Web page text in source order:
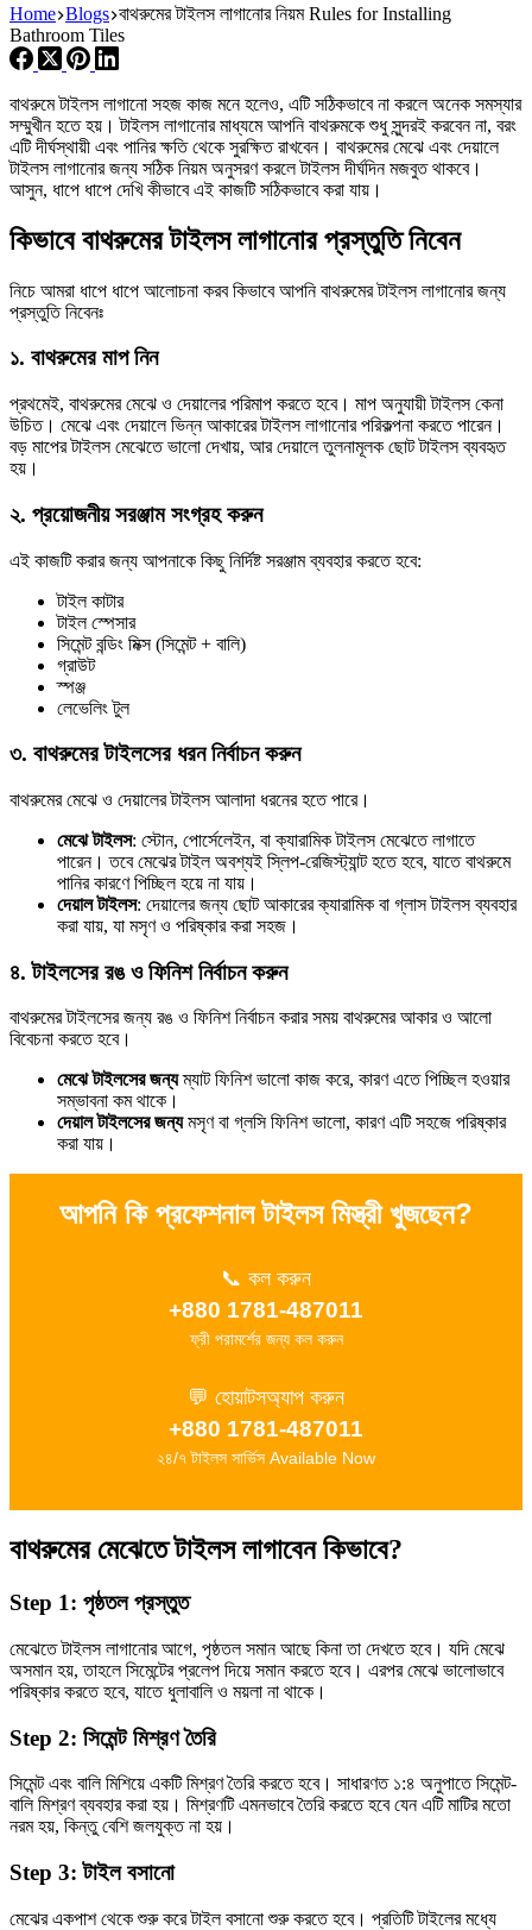
Home Blogs বাথরুমের টাইলস লাগানোর নিয়ম Rules for Installing
Bathroom Tiles
বাথরুমে টাইলস লাগানো সহজ কাজ মনে হলেও, এটি সঠিকভাবে না করলে অনেক সমস্যার
সম্মুখীন হতে হয়। টাইলস লাগানোর মাধ্যমে আপনি বাথরুমকে শুধু সুন্দরই করবেন না, বরং
এটি দীর্ঘস্থায়ী এবং পানির ক্ষতি থেকে সুরক্ষিত রাখবেন। বাথরুমের মেঝে এবং দেয়ালে
টাইলস লাগানোর জন্য সঠিক নিয়ম অনুসরণ করলে টাইলস দীর্ঘদিন মজবুত থাকবে।
আসুন, ধাপে ধাপে দেখি কীভাবে এই কাজটি সঠিকভাবে করা যায়।
কিভাবে বাথরুমের টাইলস লাগানোর প্রস্তুতি নিবেন
নিচে আমরা ধাপে ধাপে আলোচনা করব কিভাবে আপনি বাথরুমের টাইলস লাগানোর জন্য
প্রস্তুতি নিবেনঃ
১. বাথরুমের মাপ নিন
প্রথমেই, বাথরুমের মেঝে ও দেয়ালের পরিমাপ করতে হবে। মাপ অনুযায়ী টাইলস কেনা
উচিত। মেঝে এবং দেয়ালে ভিন্ন আকারের টাইলস লাগানোর পরিকল্পনা করতে পারেন।
বড় মাপের টাইলস মেঝেতে ভালো দেখায়, আর দেয়ালে তুলনামূলক ছোট টাইলস ব্যবহৃত
হয়।
২. প্রয়োজনীয় সরঞ্জাম সংগ্রহ করুন
এই কাজটি করার জন্য আপনাকে কিছু নির্দিষ্ট সরঞ্জাম ব্যবহার করতে হবে:
টাইল কাটার
টাইল স্পেসার
সিমেন্ট বন্ডিং মিক্স (সিমেন্ট + বালি)
গ্রাউট
স্পঞ্জ
লেভেলিং টুল
৩. বাথরুমের টাইলসের ধরন নির্বাচন করুন
বাথরুমের মেঝে ও দেয়ালের টাইলস আলাদা ধরনের হতে পারে।
মেঝে টাইলস: স্টোন, পোর্সেলেইন, বা ক্যারামিক টাইলস মেঝেতে লাগাতে
পারেন। তবে মেঝের টাইল অবশ্যই স্লিপ-রেজিস্ট্যান্ট হতে হবে, যাতে বাথরুমে
পানির কারণে পিচ্ছিল হয়ে না যায়।
দেয়াল টাইলস: দেয়ালের জন্য ছোট আকারের ক্যারামিক বা গ্লাস টাইলস ব্যবহার
করা যায়, যা মসৃণ ও পরিষ্কার করা সহজ।
৪. টাইলসের রঙ ও ফিনিশ নির্বাচন করুন
বাথরুমের টাইলসের জন্য রঙ ও ফিনিশ নির্বাচন করার সময় বাথরুমের আকার ও আলো
বিবেচনা করতে হবে।
মেঝে টাইলসের জন্যম্যাট ফিনিশ ভালো কাজ করে, কারণ এতে পিচ্ছিল হওয়ার
সম্ভাবনা কম থাকে।
দেয়াল টাইলসের জন্যমসৃণ বা গ্লসি ফিনিশ ভালো, কারণ এটি সহজে পরিষ্কার
করা যায়।
আপনি কি প্রফেশনাল টাইলস মিস্ত্রী খুজছেন?
📞 কল করুন
+880 1781-487011
ফ্রী পরামর্শের জন্য কল করুন
💬 হোয়াটসঅ্যাপ করুন
+880 1781-487011
২৪/৭ টাইলস সার্ভিস Available Now
বাথরুমের মেঝেতে টাইলস লাগাবেন কিভাবে?
Step 1: পৃষ্ঠতল প্রস্তুত
মেঝেতে টাইলস লাগানোর আগে, পৃষ্ঠতল সমান আছে কিনা তা দেখতে হবে। যদি মেঝে
অসমান হয়, তাহলে সিমেন্টের প্রলেপ দিয়ে সমান করতে হবে। এরপর মেঝে ভালোভাবে
পরিষ্কার করতে হবে, যাতে ধুলাবালি ও ময়লা না থাকে।
Step 2: সিমেন্ট মিশ্রণ তৈরি
সিমেন্ট এবং বালি মিশিয়ে একটি মিশ্রণ তৈরি করতে হবে। সাধারণত ১:৪ অনুপাতে সিমেন্ট-
বালি মিশ্রণ ব্যবহার করা হয়। মিশ্রণটি এমনভাবে তৈরি করতে হবে যেন এটি মাটির মতো
নরম হয়, কিন্তু বেশি জলযুক্ত না হয়।
Step 3: টাইল বসানো
মেঝের একপাশ থেকে শুরু করে টাইল বসানো শুরু করতে হবে। প্রতিটি টাইলের মধ্যে